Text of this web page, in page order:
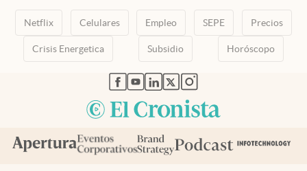
Netflix Celulares Empleo SEPE Precios
Crisis Energetica Subsidio Horóscopo
abre en nueva pestaña
abre en nueva pestaña
abre en nueva pestaña
abre en nueva pestaña
abre en nueva pestaña